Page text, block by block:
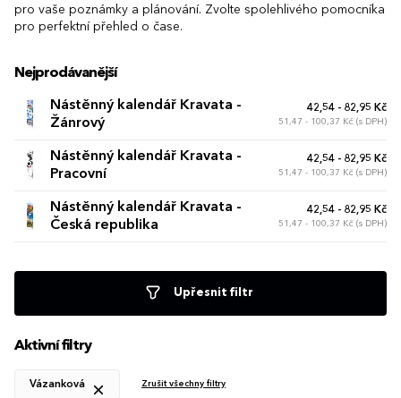
pro vaše poznámky a plánování. Zvolte spolehlivého pomocníka
pro perfektní přehled o čase.
Nejprodávanější
Nástěnný kalendář Kravata -
Žánrový
42,54 - 82,95 Kč
51,47 - 100,37 Kč (s DPH)
Nástěnný kalendář Kravata -
Pracovní
42,54 - 82,95 Kč
51,47 - 100,37 Kč (s DPH)
Nástěnný kalendář Kravata -
Česká republika
42,54 - 82,95 Kč
51,47 - 100,37 Kč (s DPH)
Upřesnit filtr
Aktivní filtry
Vázanková Zrušit všechny filtry